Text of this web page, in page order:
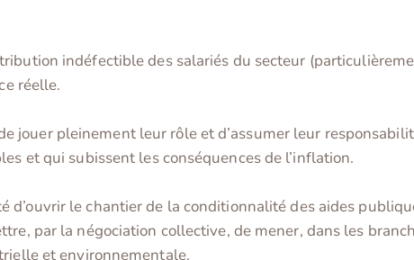
indéfectible des salariés du secteur
réelle.
jouer pleinement leur rôle et d’assumer leur
et qui subissent les conséquences de l’inflation.
d’ouvrir le chantier de la conditionnalité des aides
par la négociation collective, de mener, dans les
et environnementale.